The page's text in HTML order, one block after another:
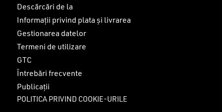
Descărcări de la
Informații privind plata și livrarea
Gestionarea datelor
Termeni de utilizare
GTC
Întrebări frecvente
Publicații
POLITICA PRIVIND COOKIE-URILE